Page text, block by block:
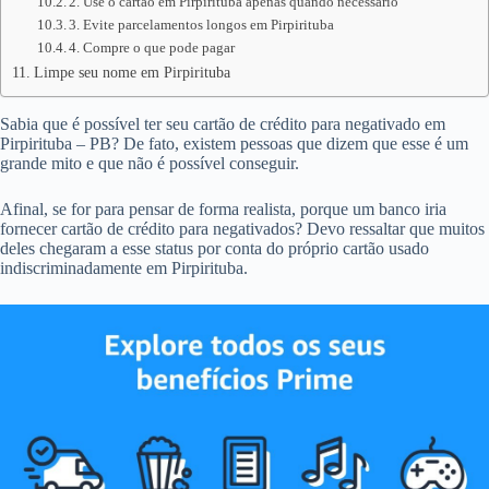
3. Evite parcelamentos longos em Pirpirituba
4. Compre o que pode pagar
Limpe seu nome em Pirpirituba
Sabia que é possível ter seu cartão de crédito para negativado em
Pirpirituba – PB? De fato, existem pessoas que dizem que esse é um
grande mito e que não é possível conseguir.
Afinal, se for para pensar de forma realista, porque um banco iria
fornecer cartão de crédito para negativados? Devo ressaltar que muitos
deles chegaram a esse status por conta do próprio cartão usado
indiscriminadamente em Pirpirituba.